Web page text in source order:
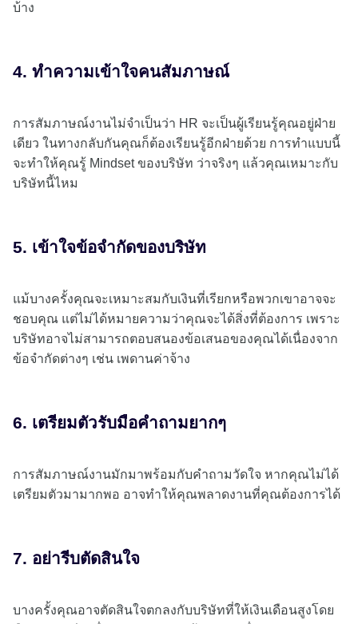
บ้าง
4. ทำความเข้าใจคนสัมภาษณ์
การสัมภาษณ์งานไม่จำเป็นว่า HR จะเป็นผู้เรียนรู้คุณอยู่ฝ่าย
เดียว ในทางกลับกันคุณก็ต้องเรียนรู้อีกฝ่ายด้วย การทำแบบนี้
จะทำให้คุณรู้ Mindset ของบริษัท ว่าจริงๆ แล้วคุณเหมาะกับ
บริษัทนี้ไหม
5. เข้าใจข้อจำกัดของบริษัท
แม้บางครั้งคุณจะเหมาะสมกับเงินที่เรียกหรือพวกเขาอาจจะ
ชอบคุณ แต่ไม่ได้หมายความว่าคุณจะได้สิ่งที่ต้องการ เพราะ
บริษัทอาจไม่สามารถตอบสนองข้อเสนอของคุณได้เนื่องจาก
ข้อจำกัดต่างๆ เช่น เพดานค่าจ้าง
6. เตรียมตัวรับมือคำถามยากๆ
การสัมภาษณ์งานมักมาพร้อมกับคำถามวัดใจ หากคุณไม่ได้
เตรียมตัวมามากพอ อาจทำให้คุณพลาดงานที่คุณต้องการได้
7. อย่ารีบตัดสินใจ
บางครั้งคุณอาจตัดสินใจตกลงกับบริษัทที่ให้เงินเดือนสูงโดย